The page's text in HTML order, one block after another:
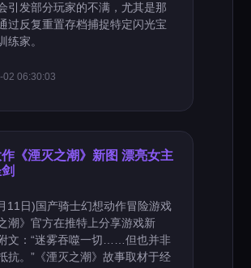
引发部分玩家的不满，尤其是那
过反复重置存档捕捉特定闪光宝
练家。
02 06:30:03
作《湮灭之潮》新图 漂亮女主
11日)国产骑士幻想动作冒险游戏
潮》官方在推特上分享游戏新
文：“迷雾吞噬一切……但也并非
抗。”《湮灭之潮》故事取材于经